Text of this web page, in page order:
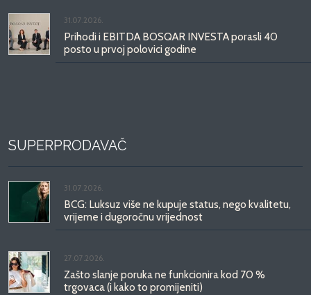
31.07.2026.
Prihodi i EBITDA BOSQAR INVESTA porasli 40
posto u prvoj polovici godine
SUPERPRODAVAČ
31.07.2026.
BCG: Luksuz više ne kupuje status, nego kvalitetu,
vrijeme i dugoročnu vrijednost
27.07.2026.
Zašto slanje poruka ne funkcionira kod 70 %
trgovaca (i kako to promijeniti)